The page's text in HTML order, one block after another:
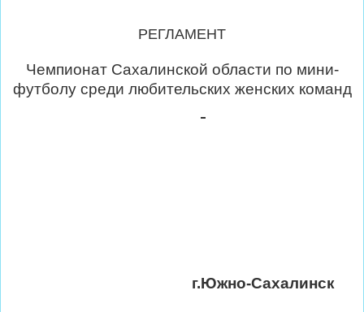
РЕГЛАМЕНТ
Чемпионат Сахалинской области по мини-
футболу среди любительских женских команд
г.Южно-Сахалинск